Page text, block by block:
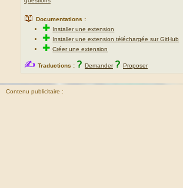
📖 Documentations :
✚ Installer une extension
✚ Installer une extension téléchargée sur GitHub
✚Créer une extension
✍ Traductions : ? Demander ? Proposer
Contenu publicitaire :